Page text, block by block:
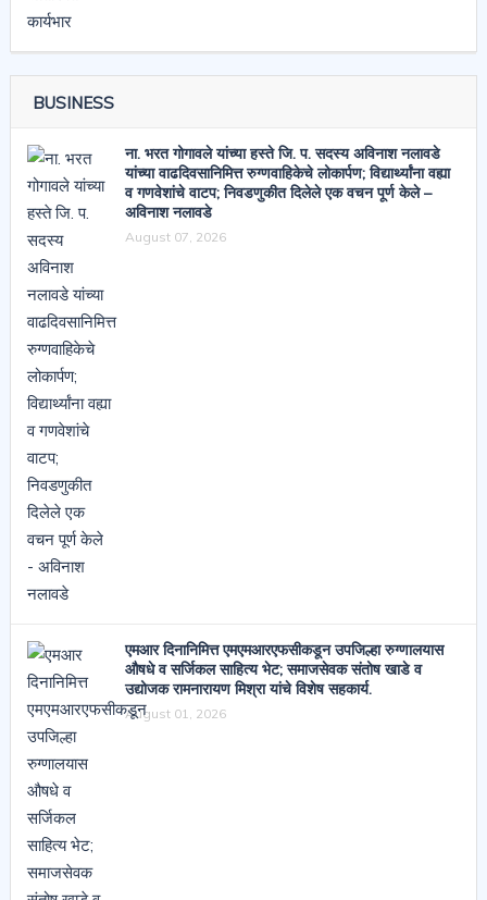
BUSINESS
ना. भरत गोगावले यांच्या हस्ते जि. प. सदस्य अविनाश नलावडे
यांच्या वाढदिवसानिमित्त रुग्णवाहिकेचे लोकार्पण; विद्यार्थ्यांना वह्या
व गणवेशांचे वाटप; निवडणुकीत दिलेले एक वचन पूर्ण केले –
अविनाश नलावडे
August 07, 2026
एमआर दिनानिमित्त एमएमआरएफसीकडून उपजिल्हा रुग्णालयास
औषधे व सर्जिकल साहित्य भेट; समाजसेवक संतोष खाडे व
उद्योजक रामनारायण मिश्रा यांचे विशेष सहकार्य.
August 01, 2026